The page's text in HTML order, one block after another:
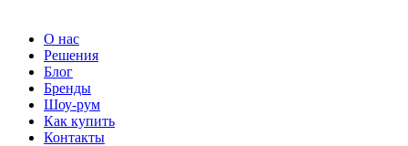
О нас
Решения
Блог
Бренды
Шоу-рум
Как купить
Контакты